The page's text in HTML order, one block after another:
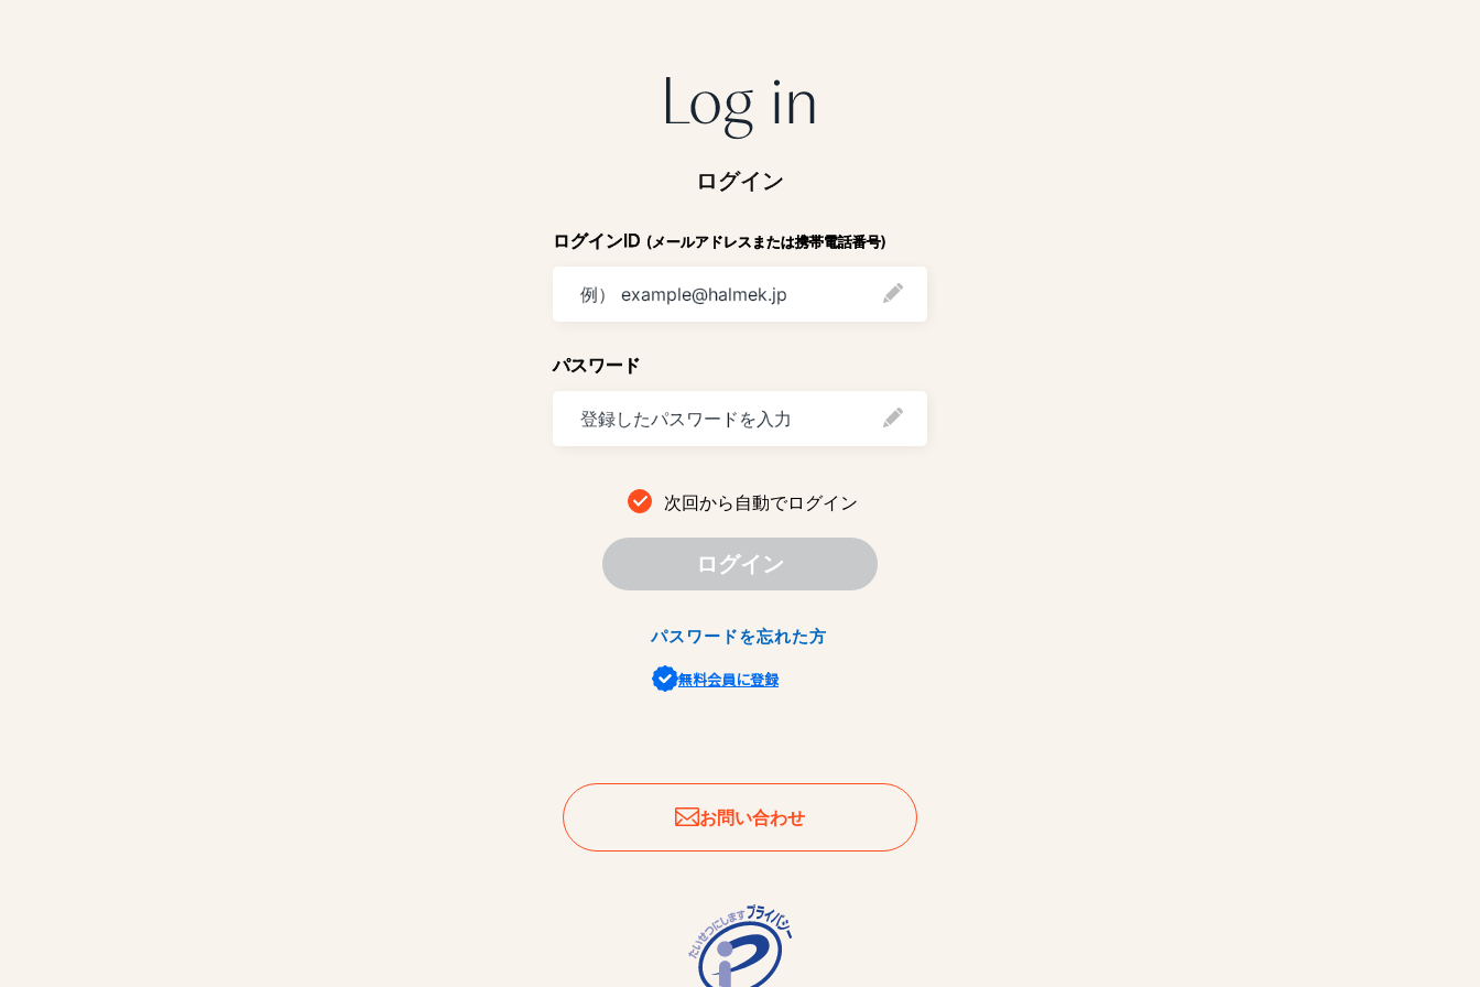
ログイン
ログインID (メールアドレスまたは携帯電話番号)
パスワード
次回から自動でログイン
ログイン
パスワードを忘れた方
無料会員に登録
お問い合わせ